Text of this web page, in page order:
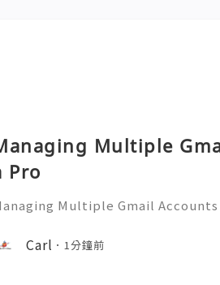
Multiple
Pro
Multiple Gmail
ns? Feel free to contact us
team is available 24/7 for
Carl 1分鐘前